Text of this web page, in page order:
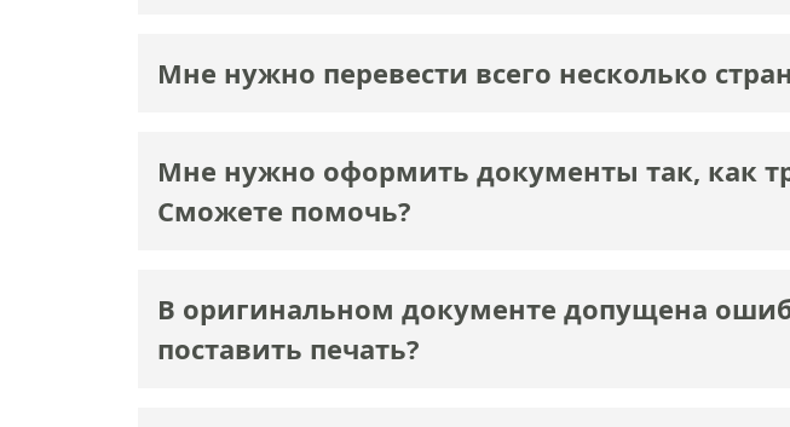
Мне нужно перевести всего несколько
Мне нужно оформить документы так, как
Сможете помочь?
В оригинальном документе допущена
поставить печать?